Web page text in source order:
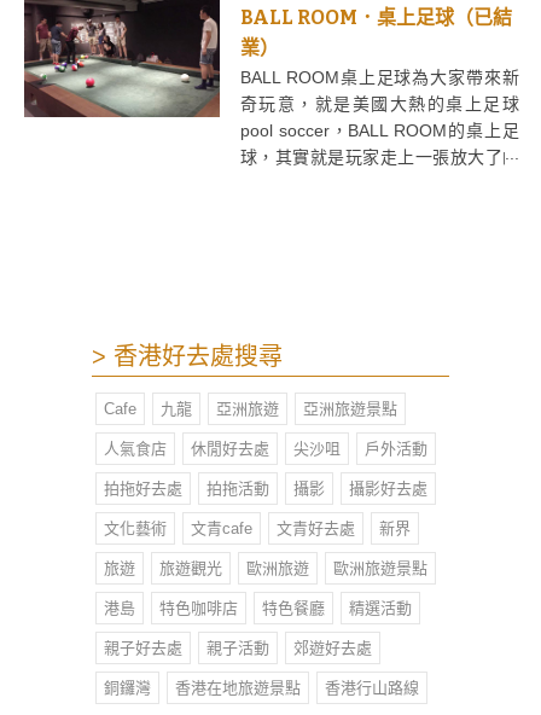
商場shopping食嘢。淺水灣超視覺藝
術館仲引入左高科技 － 擴增實境技
術(Augemented Reality)，即係你郁
下郁下，個螢幕會感應到，跟住就會
彈啲動畫出來，實境加虚擬，更加過
癮。
BALL ROOM．桌上足球（已結
業）
BALL ROOM桌上足球為大家帶來新
奇玩意，就是美國大熱的桌上足球
pool soccer，BALL ROOM的桌上足
球，其實就是玩家走上一張放大了的
> 香港好去處搜尋
Cafe 九龍 亞洲旅遊 亞洲旅遊景點
人氣食店 休閒好去處 尖沙咀 戶外活動
拍拖好去處 拍拖活動 攝影 攝影好去處
文化藝術 文青cafe 文青好去處 新界
旅遊 旅遊觀光 歐洲旅遊 歐洲旅遊景點
港島 特色咖啡店 特色餐廳 精選活動
親子好去處 親子活動 郊遊好去處
銅鑼灣 香港在地旅遊景點 香港行山路線